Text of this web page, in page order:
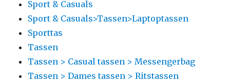
Sport & Casuals
Sport & Casuals>Tassen>Laptoptassen
Sporttas
Tassen
Tassen > Casual tassen > Messengerbag
Tassen > Dames tassen > Ritstassen